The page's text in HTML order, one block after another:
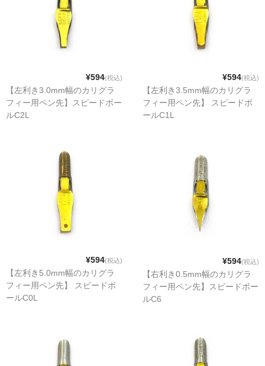
¥594(税込)
【左利き3.0mm幅のカリグラ
フィー用ペン先】スピードボー
ルC2L
¥594(税込)
【左利き3.5mm幅のカリグラ
フィー用ペン先】 スピードボ
ールC1L
¥594(税込)
【左利き5.0mm幅のカリグラ
フィー用ペン先】 スピードボ
ールC0L
¥594(税込)
【右利き0.5mm幅のカリグラ
フィー用ペン先】スピードボー
ルC6